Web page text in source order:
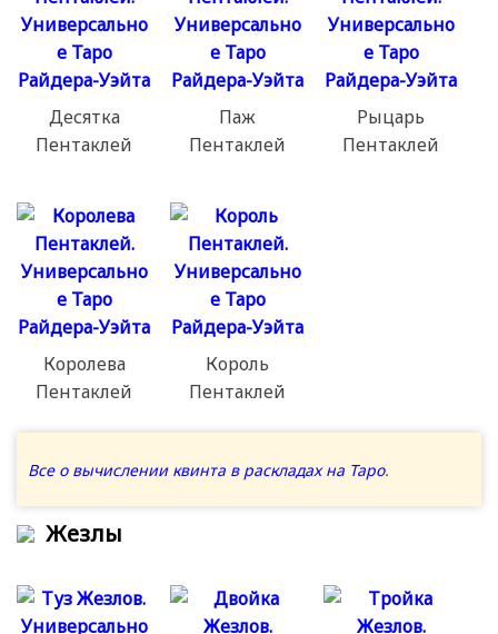
Десятка
Пентаклей
Паж
Пентаклей
Рыцарь
Пентаклей
Королева
Пентаклей
Король
Пентаклей
Все о вычислении квинта в раскладах на Таро.
Жезлы